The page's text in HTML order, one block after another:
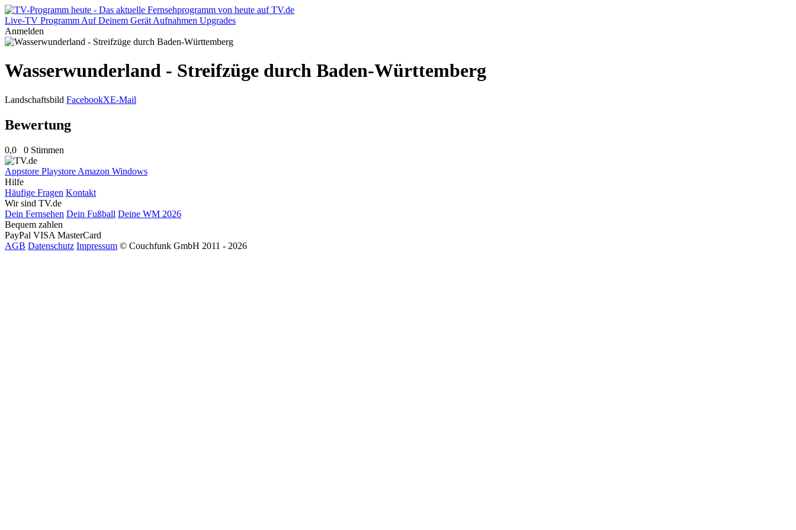
Live-TV Programm Auf Deinem Gerät Aufnahmen Upgrades
Anmelden
Wasserwunderland - Streifzüge durch Baden-Württemberg
Landschaftsbild FacebookXE-Mail
Bewertung
0,0 0 Stimmen
Appstore Playstore Amazon Windows
Hilfe
Häufige Fragen Kontakt
Wir sind TV.de
Dein Fernsehen Dein Fußball Deine WM 2026
Bequem zahlen
PayPal VISA MasterCard
AGB Datenschutz Impressum © Couchfunk GmbH 2011 - 2026